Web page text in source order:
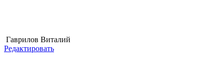
Гаврилов Виталий
Редактировать